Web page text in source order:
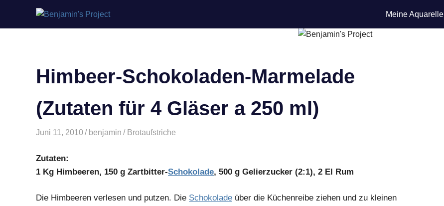
Meine Aquarelle
Himbeer-Schokoladen-Marmelade
(Zutaten für 4 Gläser a 250 ml)
Juni 11, 2010 benjamin Brotaufstriche
Zutaten:
1 Kg Himbeeren, 150 g Zartbitter-Schokolade, 500 g Gelierzucker (2:1), 2 El Rum
Die Himbeeren verlesen und putzen. Die Schokolade über die Küchenreibe ziehen und zu kleinen